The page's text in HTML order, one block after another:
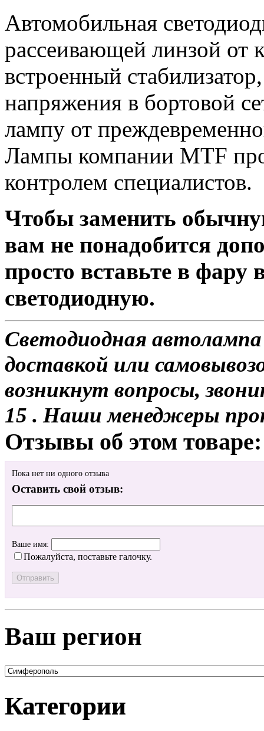
Автомобильная
рассеивающей линзой от
встроенный
напряжения в бортовой
лампу от
Лампы компании MTF
контролем специалистов.
Чтобы заменить
вам не понадобится
просто вставьте в
светодиодную.
Светодиодная
доставкой или
возникнут вопросы,
15 . Наши менеджеры
Отзывы об этом товаре:
Пока нет ни одного отзыва
Оставить свой отзыв:
Ваше имя:
Пожалуйста, поставьте галочку.
Ваш регион
Категории